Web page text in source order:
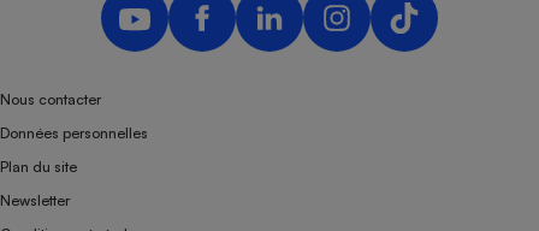
Nous contacter
Données personnelles
Plan du site
Newsletter